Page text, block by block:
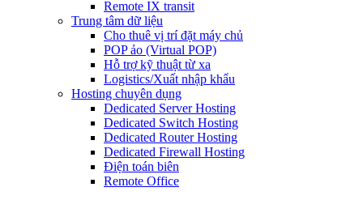
Remote IX transit
Trung tâm dữ liệu
Cho thuê vị trí đặt máy chủ
POP ảo (Virtual POP)
Hỗ trợ kỹ thuật từ xa
Logistics/Xuất nhập khẩu
Hosting chuyên dụng
Dedicated Server Hosting
Dedicated Switch Hosting
Dedicated Router Hosting
Dedicated Firewall Hosting
Điện toán biên
Remote Office